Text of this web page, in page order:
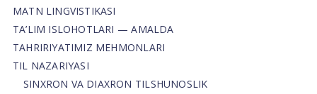
MATN LINGVISTIKASI
TA’LIM ISLOHOTLARI — AMALDA
TAHRIRIYATIMIZ MEHMONLARI
TIL NAZARIYASI
SINXRON VA DIAXRON TILSHUNOSLIK